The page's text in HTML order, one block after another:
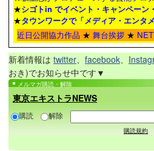
★シゴトin でイベント・キャンペーン
★タウンワークで「メディア・エンタ
近日公開協力作品 ★ 舞台挨拶 ★
新着情報は twitter、 facebook、
おき)でお知らせ中です▼
メルマガ購読・解除
東京エキストラNEWS
購読 解除
購読規約